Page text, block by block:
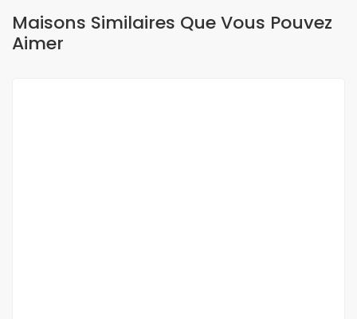
Maisons Similaires Que Vous Pouvez
Aimer